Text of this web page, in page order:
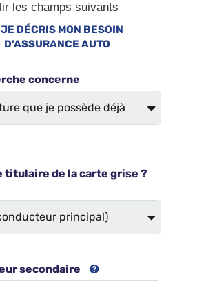
les champs suivants